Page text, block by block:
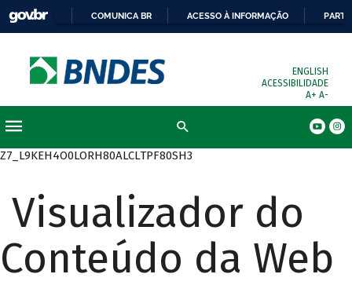
COMUNICA BR ACESSO À INFORMAÇÃO
ENGLISH
ACESSIBILIDADE
A+ A-
Z7_L9KEH4O0LORH80ALCLTPF80SH3
Visualizador do
Conteúdo da Web